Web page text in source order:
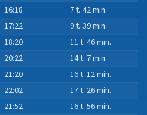
16:18
7 t. 42 min.
17:22
9 t. 39 min.
18:20
11 t. 46 min.
20:22
14 t. 7 min.
21:20
16 t. 12 min.
22:02
17 t. 26 min.
21:52
16 t. 56 min.